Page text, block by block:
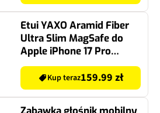
Etui YAXO Aramid Fiber
Ultra Slim MagSafe do
Apple iPhone 17 Pro
Czarny
Kup teraz159.99 zł